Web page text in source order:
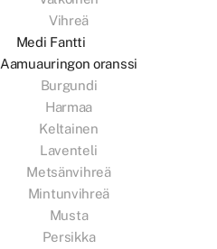
Vihreä
Medi Fantti
Aamuauringon oranssi
Burgundi
Harmaa
Keltainen
Laventeli
Metsänvihreä
Mintunvihreä
Musta
Persikka